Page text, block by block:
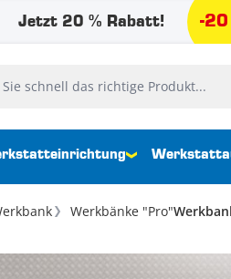
Jetzt 20 % Rabatt! -20
schnell das richtige Produkt...
Werkbänke "Pro"